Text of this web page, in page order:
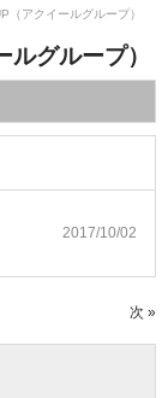
アクイールグループ）
2017/10/02
次 »